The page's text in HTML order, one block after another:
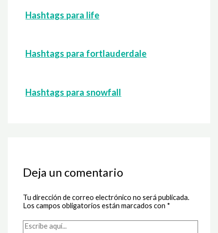
Hashtags para life
Hashtags para fortlauderdale
Hashtags para snowfall
Deja un comentario
Tu dirección de correo electrónico no será publicada.
Los campos obligatorios están marcados con *
Escribe